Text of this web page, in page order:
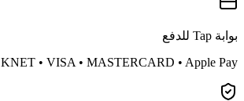
بوابة Tap للدفع
KNET • VISA • MASTERCARD • Apple Pay